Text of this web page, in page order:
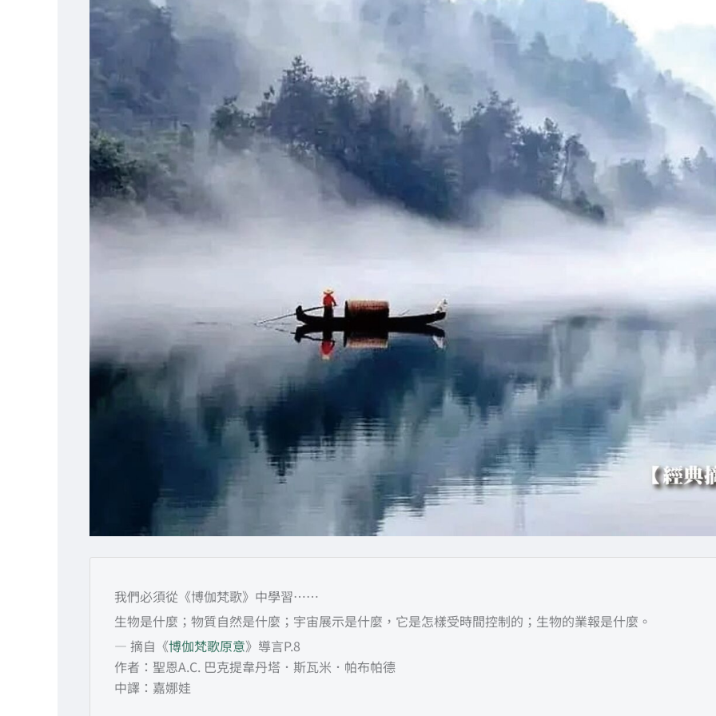
我們必須從《博伽梵歌》中學習……
生物是什麼；物質自然是什麼；宇宙展示是什麼，它是怎樣受時間控制的；生物的業報是什麼。
— 摘自《博伽梵歌原意》導言P.8
作者：聖恩A.C. 巴克提韋丹塔．斯瓦米．帕布帕德
中譯：嘉娜娃